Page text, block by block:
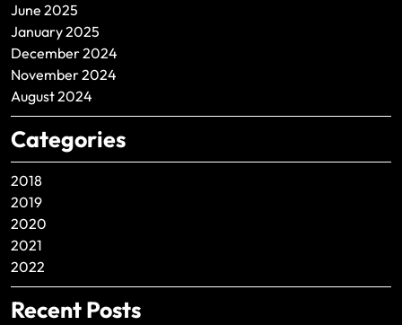
June 2025
January 2025
December 2024
November 2024
August 2024
Categories
2018
2019
2020
2021
2022
Recent Posts